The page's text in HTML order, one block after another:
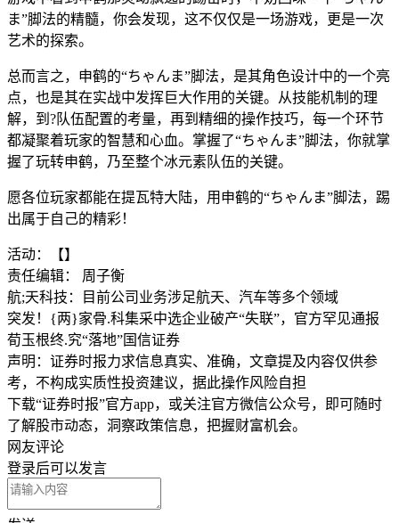
ま”脚法的精髓，你会发现，这不仅仅是一场游戏，更是一次
艺术的探索。
总而言之，申鹤的“ちゃんま”脚法，是其角色设计中的一个亮
点，也是其在实战中发挥巨大作用的关键。从技能机制的理
解，到?队伍配置的考量，再到精细的操作技巧，每一个环节
都凝聚着玩家的智慧和心血。掌握了“ちゃんま”脚法，你就掌
握了玩转申鹤，乃至整个冰元素队伍的关键。
愿各位玩家都能在提瓦特大陆，用申鹤的“ちゃんま”脚法，踢
出属于自己的精彩！
活动：【】
责任编辑： 周子衡
航;天科技：目前公司业务涉足航天、汽车等多个领域
突发！{两}家骨.科集采中选企业破产“失联”，官方罕见通报
荀玉根终.究“落地”国信证券
声明：证券时报力求信息真实、准确，文章提及内容仅供参
考，不构成实质性投资建议，据此操作风险自担
下载“证券时报”官方app，或关注官方微信公众号，即可随时
了解股市动态，洞察政策信息，把握财富机会。
网友评论
登录后可以发言